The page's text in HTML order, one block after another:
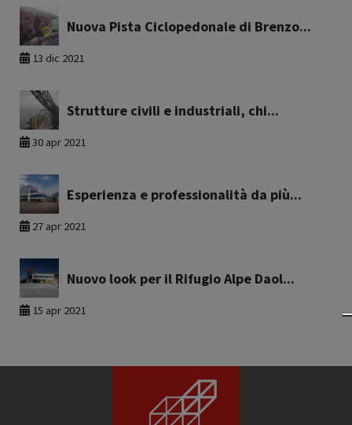
Nuova Pista Ciclopedonale di Brenzo...
13 dic 2021
Strutture civili e industriali, chi...
30 apr 2021
Esperienza e professionalità da più...
27 apr 2021
Nuovo look per il Rifugio Alpe Daol...
15 apr 2021